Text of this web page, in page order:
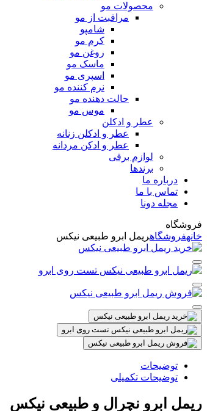
محصولات مو
مراقبت از مو
شامپو
کرم مو
روغن مو
ماسک مو
اسپری مو
نرم کننده مو
حالت دهنده مو
موس مو
عطر و ادکلن
عطر و ادکلن زنانه
عطر و ادکن مردانه
لوازم برقی
برندها
درباره ما
تماس با ما
مجله دونا
فروشگاه
خانهفروشگاهریمل ابرو طبیعی نیکس
توضیحات
توضیحات تکمیلی
ریمل ابرو نچرال و طبیعی نیکس